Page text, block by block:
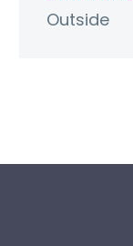
Outside